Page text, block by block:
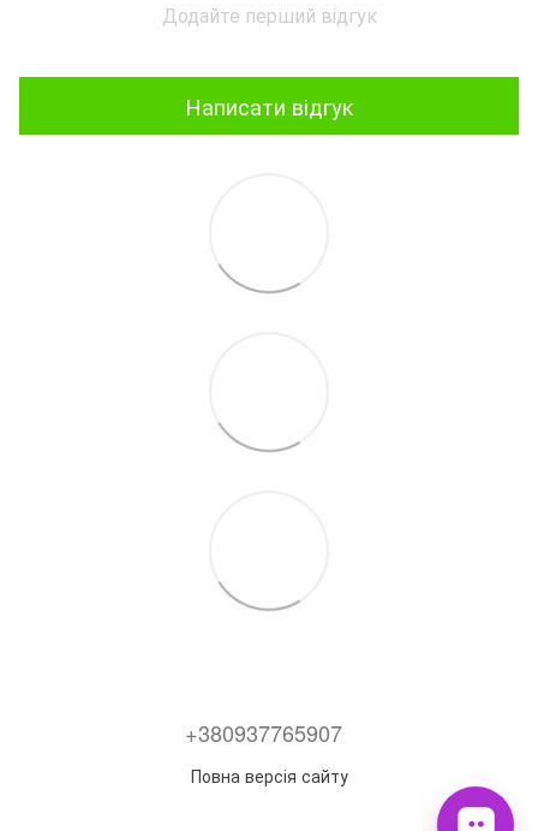
Додайте перший відгук
Написати відгук
+380937765907
Повна версія сайту